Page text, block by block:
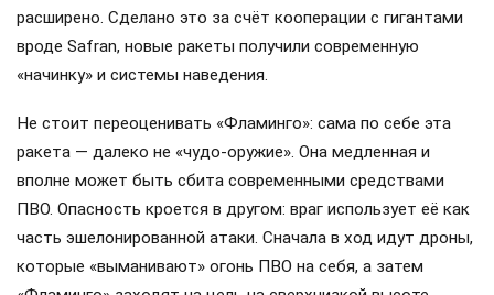
расширено. Сделано это за счёт кооперации с гигантами
вроде Safran, новые ракеты получили современную
«начинку» и системы наведения.
Не стоит переоценивать «Фламинго»: сама по себе эта
ракета — далеко не «чудо-оружие». Она медленная и
вполне может быть сбита современными средствами
ПВО. Опасность кроется в другом: враг использует её как
часть эшелонированной атаки. Сначала в ход идут дроны,
которые «выманивают» огонь ПВО на себя, а затем